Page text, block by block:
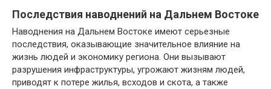
Последствия наводнений на Дальнем Востоке
Наводнения на Дальнем Востоке имеют серьезные
последствия, оказывающие значительное влияние на
жизнь людей и экономику региона. Они вызывают
разрушения инфраструктуры, угрожают жизням людей,
приводят к потере жилья, всходов и скота, а также